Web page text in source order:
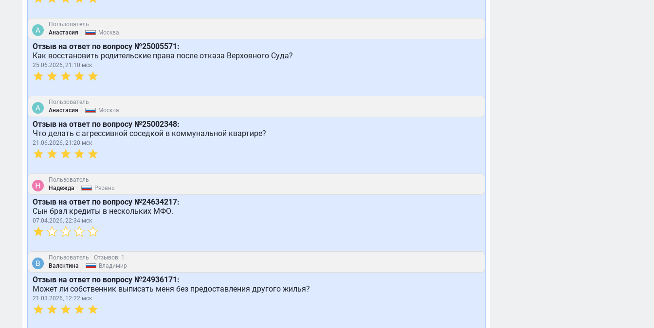
Пользователь
Анастасия
Москва
Отзыв на ответ по вопросу №25005571:
Как восстановить родительские права после отказа Верховного Суда?
25.06.2026, 21:10 мск
Пользователь
Анастасия
Москва
Отзыв на ответ по вопросу №25002348:
Что делать с агрессивной соседкой в коммунальной квартире?
21.06.2026, 21:20 мск
Пользователь
Надежда
Рязань
Отзыв на ответ по вопросу №24634217:
Сын брал кредиты в нескольких МФО.
07.04.2026, 22:34 мск
Пользователь
Отзывов: 1
Валентина
Владимир
Отзыв на ответ по вопросу №24936171:
Может ли собственник выписать меня без предоставления другого жилья?
21.03.2026, 12:22 мск